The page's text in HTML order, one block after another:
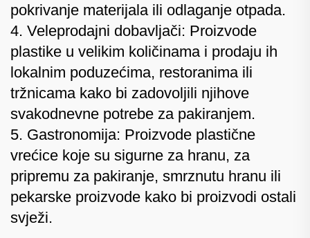
pokrivanje materijala ili odlaganje otpada.
4. Veleprodajni dobavljači: Proizvode
plastike u velikim količinama i prodaju ih
lokalnim poduzećima, restoranima ili
tržnicama kako bi zadovoljili njihove
svakodnevne potrebe za pakiranjem.
5. Gastronomija: Proizvode plastične
vrećice koje su sigurne za hranu, za
pripremu za pakiranje, smrznutu hranu ili
pekarske proizvode kako bi proizvodi ostali
svježi.